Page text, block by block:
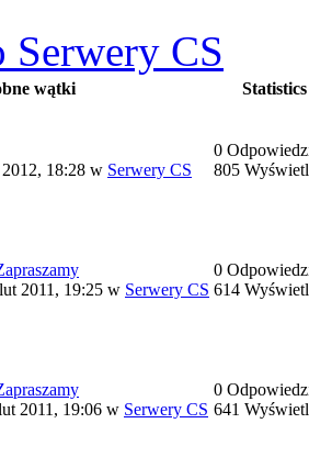
Serwery CS
wątki Statistics
18:28 w Serwery CS
0
805
2011, 19:25 w Serwery CS
0
614
2011, 19:06 w Serwery CS
0
641